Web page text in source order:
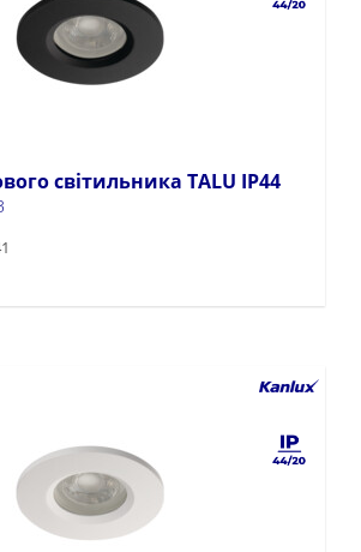
світильника TALU IP44